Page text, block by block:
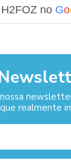
no Go
realmente